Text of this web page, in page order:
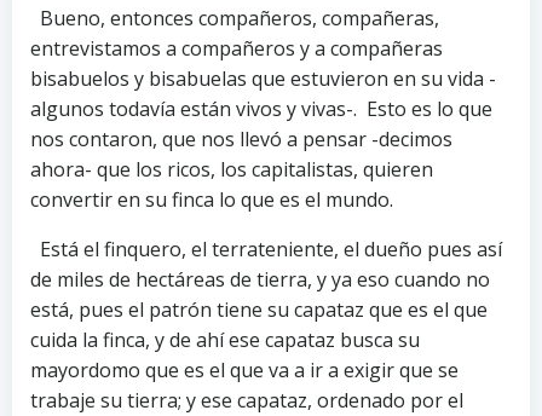
Bueno, entonces compañeros, compañeras,
entrevistamos a compañeros y a compañeras
bisabuelos y bisabuelas que estuvieron en su vida -
algunos todavía están vivos y vivas-. Esto es lo que
nos contaron, que nos llevó a pensar -decimos
ahora- que los ricos, los capitalistas, quieren
convertir en su finca lo que es el mundo.
Está el finquero, el terrateniente, el dueño pues así
de miles de hectáreas de tierra, y ya eso cuando no
está, pues el patrón tiene su capataz que es el que
cuida la finca, y de ahí ese capataz busca su
mayordomo que es el que va a ir a exigir que se
trabaje su tierra; y ese capataz, ordenado por el